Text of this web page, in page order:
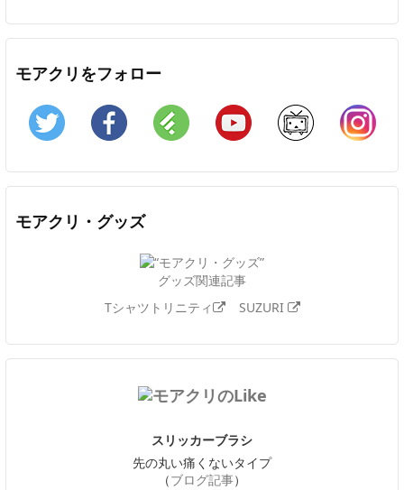
モアクリをフォロー
Twitter Facebook Feedly YouTube ニコニコ動画
モアクリ・グッズ
グッズ関連記事
Tシャツトリニティ
SUZURI
スリッカーブラシ
先の丸い痛くないタイプ
（ブログ記事）